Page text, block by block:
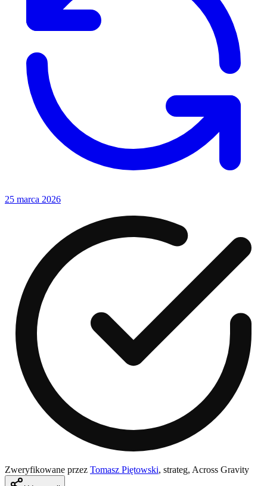
25 marca 2026
Zweryfikowane przez Tomasz Piętowski, strateg, Across Gravity